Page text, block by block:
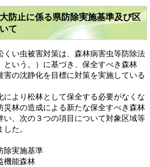
防止に係る県防除実施基準及び区
て
い虫被害対策は、森林病害虫等防除法
という。）に基づき、保全すべき森林
害の沈静化を目標に対策を実施している
より松林として保全する必要がなくな
災林の造成による新たな保全すべき森林
い、次の３つの項目について対象区域等
た。
実施基準
能森林